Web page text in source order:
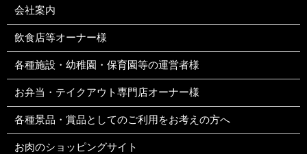
会社案内
飲食店等オーナー様
各種施設・幼稚園・保育園等の運営者様
お弁当・テイクアウト専門店オーナー様
各種景品・賞品としてのご利用をお考えの方へ
お肉のショッピングサイト